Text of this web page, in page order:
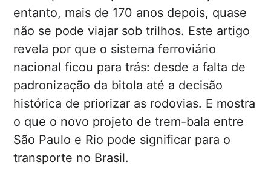
entanto, mais de 170 anos depois, quase
não se pode viajar sob trilhos. Este artigo
revela por que o sistema ferroviário
nacional ficou para trás: desde a falta de
padronização da bitola até a decisão
histórica de priorizar as rodovias. E mostra
o que o novo projeto de trem-bala entre
São Paulo e Rio pode significar para o
transporte no Brasil.